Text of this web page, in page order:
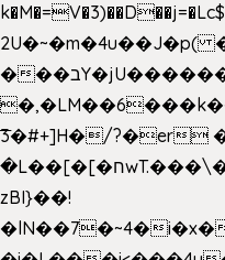
2U�~�m�4u��J�p(
���בY�jU������� {e1ˏ���ċ�
͞3�#+]H�/?�er
�L��[�[�חwT.���\�9�0�Ysi9Jy�P���!7���,�>�P�z�k��-
zBI}��!
�lN��7�~4�